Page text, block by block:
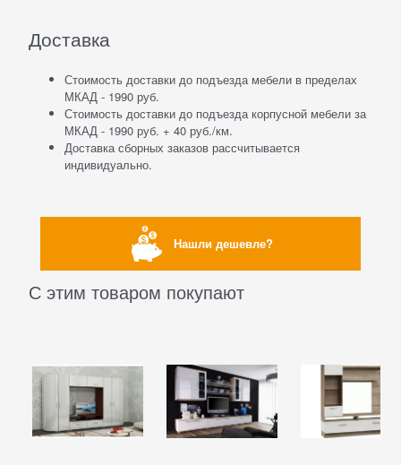
Доставка
Стоимость доставки до подъезда мебели в пределах
МКАД - 1990 руб.
Стоимость доставки до подъезда корпусной мебели за
МКАД - 1990 руб. + 40 руб./км.
Доставка сборных заказов рассчитывается
индивидуально.
Нашли дешевле?
С этим товаром покупают